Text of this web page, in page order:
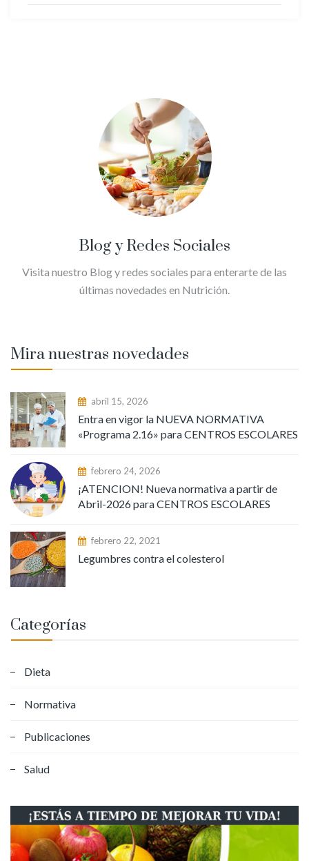
Blog y Redes Sociales
Visita nuestro Blog y redes sociales para enterarte de las
últimas novedades en Nutrición.
Mira nuestras novedades
abril 15, 2026
Entra en vigor la NUEVA NORMATIVA
«Programa 2.16» para CENTROS ESCOLARES
febrero 24, 2026
¡ATENCION! Nueva normativa a partir de
Abril-2026 para CENTROS ESCOLARES
febrero 22, 2021
Legumbres contra el colesterol
Categorías
Dieta
Normativa
Publicaciones
Salud